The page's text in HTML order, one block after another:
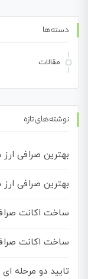
دسته‌ها
مقالات
نوشته‌های تازه
بهترین صرافی
بهترین صرافی ارز
ساخت اکانت
ساخت اکانت
تایید دو مرحله